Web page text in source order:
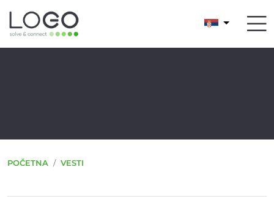
POČETNA VESTI